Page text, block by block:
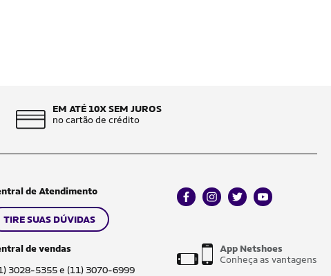
EM ATÉ 10X SEM JUROS
no cartão de crédito
de Atendimento
TIRE SUAS DÚVIDAS
de vendas
3028-5355 e (11) 3070-6999
facebookinstagram
twitteryoutube
App Netshoes
Conheça as vantagens